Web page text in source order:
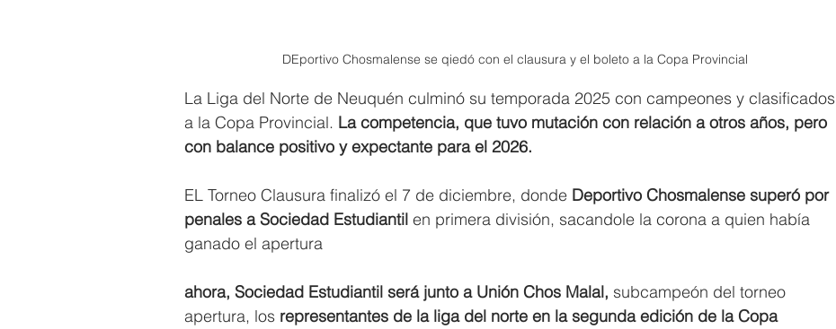
DEportivo Chosmalense se qiedó con el clausura y el boleto a la Copa Provincial
La Liga del Norte de Neuquén culminó su temporada 2025 con campeones y clasificados
a la Copa Provincial. La competencia, que tuvo mutación con relación a otros años, pero
con balance positivo y expectante para el 2026.
EL Torneo Clausura finalizó el 7 de diciembre, donde Deportivo Chosmalense superó por
penales a Sociedad Estudiantil en primera división, sacandole la corona a quien había
ganado el apertura
ahora, Sociedad Estudiantil será junto a Unión Chos Malal, subcampeón del torneo
apertura, los representantes de la liga del norte en la segunda edición de la Copa